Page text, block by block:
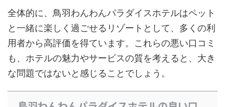
全体的に、鳥羽わんわんパラダイスホテルはペット
と一緒に楽しく過ごせるリゾートとして、多くの利
用者から高評価を得ています。これらの悪い口コミ
も、ホテルの魅力やサービスの質を考えると、大き
な問題ではないと感じることでしょう。